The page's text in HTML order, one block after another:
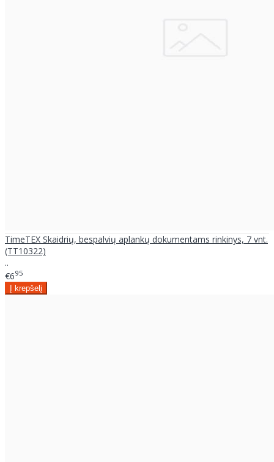
TimeTEX Skaidrių, bespalvių aplankų dokumentams rinkinys, 7 vnt.
(TT10322)
..
€695